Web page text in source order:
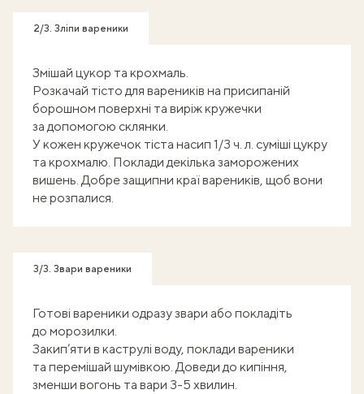
2/3. Зліпи вареники
Змішай цукор та крохмаль.
Розкачай тісто для вареників на присипаній
борошном поверхні та виріж кружечки
за допомогою склянки.
У кожен кружечок тіста насип 1/3 ч. л. суміші цукру
та крохмалю. Поклади декілька заморожених
вишень. Добре защипни краї вареників, щоб вони
не розпалися.
3/3. Звари вареники
Готові вареники одразу звари або покладіть
до морозилки.
Закип’яти в каструлі воду, поклади вареники
та перемішай шумівкою. Доведи до кипіння,
зменши вогонь та вари 3-5 хвилин.